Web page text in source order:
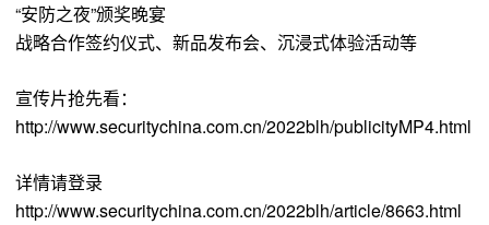
“安防之夜”颁奖晚宴
战略合作签约仪式、新品发布会、沉浸式体验活动等
宣传片抢先看：
http://www.securitychina.com.cn/2022blh/publicityMP4.html
详情请登录
http://www.securitychina.com.cn/2022blh/article/8663.html